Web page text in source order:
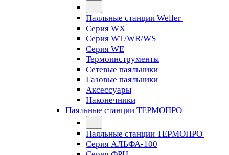
Паяльные станции Weller
Серия WX
Серия WT/WR/WS
Серия WE
Термоинструменты
Сетевые паяльники
Газовые паяльники
Аксессуары
Наконечники
Паяльные станции ТЕРМОПРО
Паяльные станции ТЕРМОПРО
Серия АЛЬФА-100